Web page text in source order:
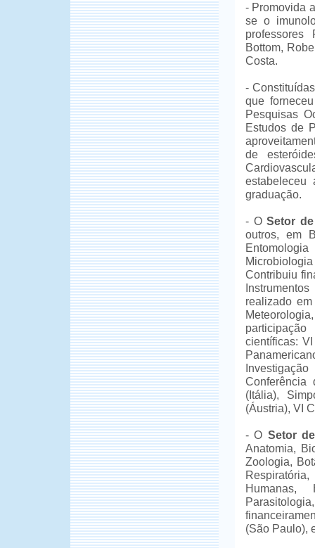
- Promovida
se o
Bottom,
Costa.
-
que
Pesquisas
Estudos de
de
graduação.
- OSetor
outros, em
Contribuiu
realizado
científicas:
Conferência
(Itália),
(Áustria), VI
- O Setor
Anatomia,
Zoologia,
Humanas,
(São Paulo),